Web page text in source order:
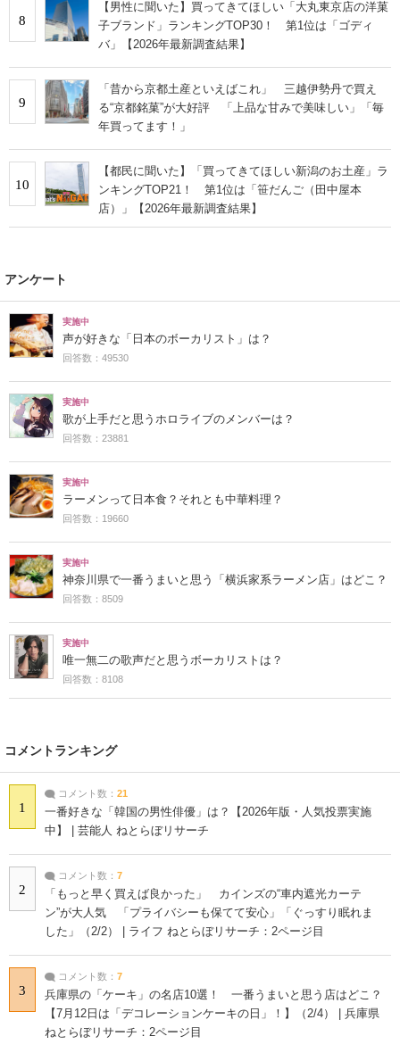
8
【男性に聞いた】買ってきてほしい「大丸東京店の洋菓
子ブランド」ランキングTOP30！ 第1位は「ゴディ
バ」【2026年最新調査結果】
9
「昔から京都土産といえばこれ」 三越伊勢丹で買え
る“京都銘菓”が大好評 「上品な甘みで美味しい」「毎
年買ってます！」
10
【都民に聞いた】「買ってきてほしい新潟のお土産」ラ
ンキングTOP21！ 第1位は「笹だんご（田中屋本
店）」【2026年最新調査結果】
アンケート
実施中
声が好きな「日本のボーカリスト」は？
回答数：49530
実施中
歌が上手だと思うホロライブのメンバーは？
回答数：23881
実施中
ラーメンって日本食？それとも中華料理？
回答数：19660
実施中
神奈川県で一番うまいと思う「横浜家系ラーメン店」はどこ？
回答数：8509
実施中
唯一無二の歌声だと思うボーカリストは？
回答数：8108
コメントランキング
1
コメント数： 21
一番好きな「韓国の男性俳優」は？【2026年版・人気投票実施
中】 | 芸能人 ねとらぼリサーチ
2
コメント数： 7
「もっと早く買えば良かった」 カインズの“車内遮光カーテ
ン”が大人気 「プライバシーも保てて安心」「ぐっすり眠れま
した」（2/2） | ライフ ねとらぼリサーチ：2ページ目
3
コメント数： 7
兵庫県の「ケーキ」の名店10選！ 一番うまいと思う店はどこ？
【7月12日は「デコレーションケーキの日」！】（2/4） | 兵庫県
ねとらぼリサーチ：2ページ目